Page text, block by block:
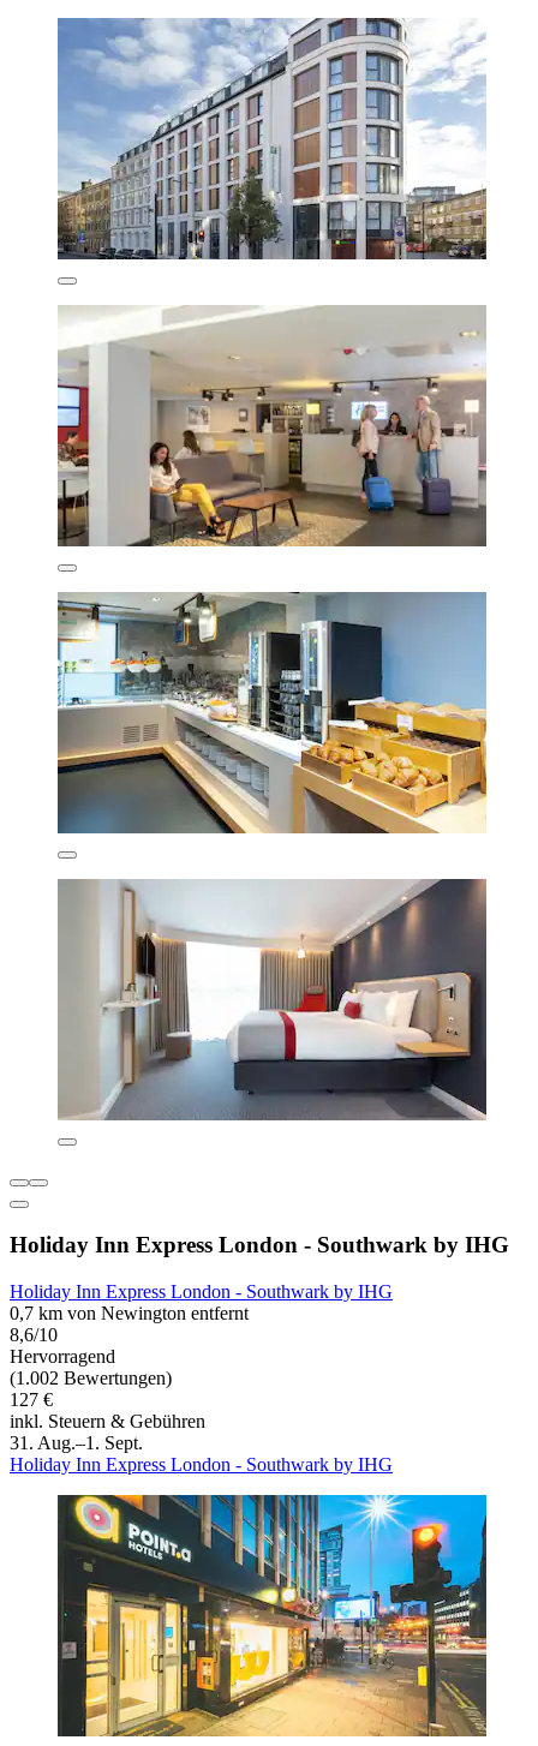
Holiday Inn Express London - Southwark by IHG
Holiday Inn Express London - Southwark by IHG
0,7 km von Newington entfernt
8,6/10
Hervorragend
(1.002 Bewertungen)
127 €
inkl. Steuern & Gebühren
31. Aug.–1. Sept.
Holiday Inn Express London - Southwark by IHG